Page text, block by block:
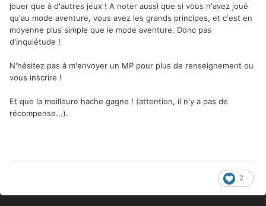
jouer que à d'autres jeux ! A noter aussi que si vous n'avez joué
qu'au mode aventure, vous avez les grands principes, et c'est en
moyenne plus simple que le mode aventure. Donc pas
d'inquiétude !
N'hésitez pas à m'envoyer un MP pour plus de renseignement ou
vous inscrire !
Et que la meilleure hache gagne ! (attention, il n'y a pas de
récompense...).
2